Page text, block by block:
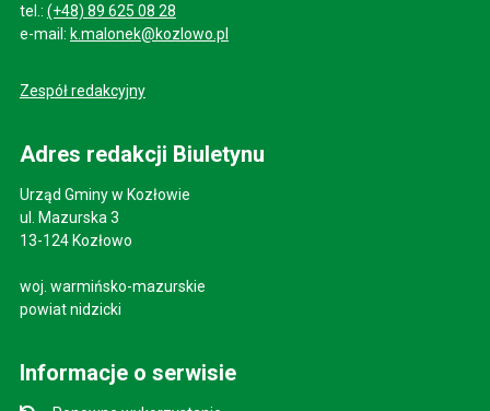
tel.: (+48) 89 625 08 28
e-mail: k.malonek@kozlowo.pl
Zespół redakcyjny
Adres redakcji Biuletynu
Urząd Gminy w Kozłowie
ul. Mazurska 3
13-124 Kozłowo
woj. warmińsko-mazurskie
powiat nidzicki
Informacje o serwisie